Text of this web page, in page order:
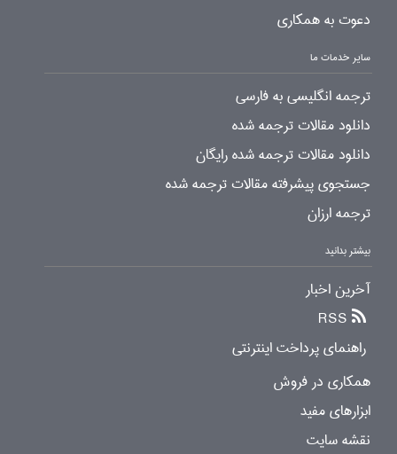
دعوت به همکاری
سایر خدمات ما
ترجمه انگلیسی به فارسی
دانلود مقالات ترجمه شده
دانلود مقالات ترجمه شده رایگان
جستجوی پیشرفته مقالات ترجمه شده
ترجمه ارزان
بیشتر بدانید
آخرین اخبار
RSS
راهنمای پرداخت اینترنتی
همکاری در فروش
ابزارهای مفید
نقشه سایت